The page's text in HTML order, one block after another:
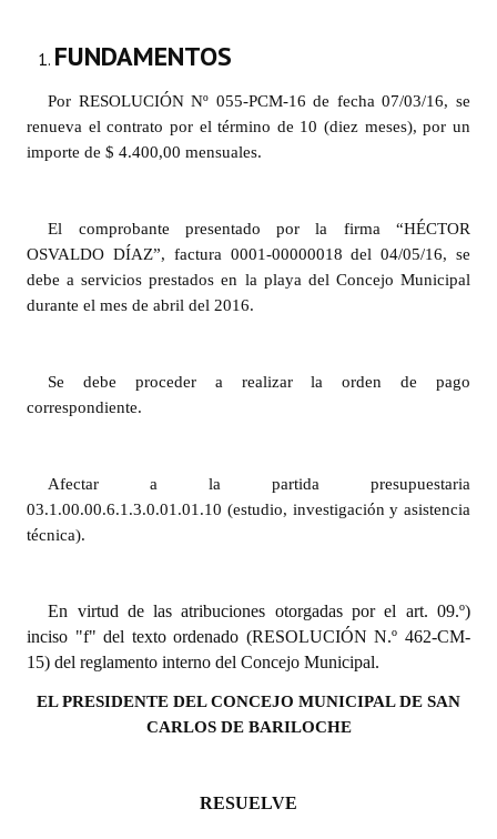
Noticias Destacadas
Premio al Mérito - Registro
Audiencias Públicas - Registro
Periodistas Decanos - Registro
Banca del Vecino - Registro
Huéspedes de Honor - Registro
Reconocimientos - Registro
Bariloche, Municipio intercultural
Entrega de distinciones
FUNDAMENTOS
Por RESOLUCIÓN Nº 055-PCM-16 de fecha 07/03/16, se
renueva el contrato por el término de 10 (diez meses), por un
importe de $ 4.400,00 mensuales.
El comprobante presentado por la firma “HÉCTOR
OSVALDO DÍAZ”, factura 0001-00000018 del 04/05/16, se
debe a servicios prestados en la playa del Concejo Municipal
durante el mes de abril del 2016.
Se debe proceder a realizar la orden de pago
correspondiente.
Afectar a la partida presupuestaria
03.1.00.00.6.1.3.0.01.01.10 (estudio, investigación y asistencia
técnica).
En virtud de las atribuciones otorgadas por el art. 09.º)
inciso "f" del texto ordenado (RESOLUCIÓN N.º 462-CM-
15) del reglamento interno del Concejo Municipal.
EL PRESIDENTE DEL CONCEJO MUNICIPAL DE SAN
CARLOS DE BARILOCHE
RESUELVE